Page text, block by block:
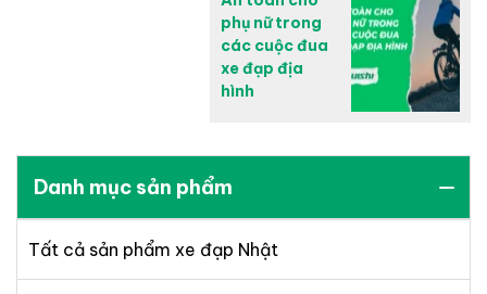
phụ nữ trong
các cuộc đua
xe đạp địa
hình
Danh mục sản phẩm
Tất cả sản phẩm xe đạp Nhật